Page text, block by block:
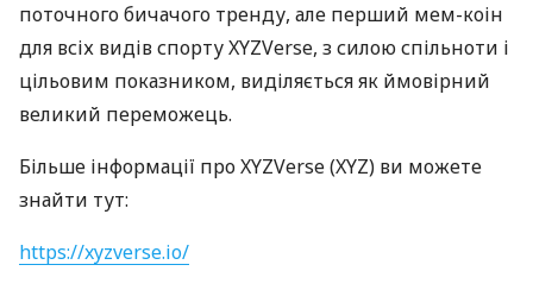
поточного бичачого тренду, але перший мем-коін
для всіх видів спорту XYZVerse, з силою спільноти і
цільовим показником, виділяється як ймовірний
великий переможець.
Більше інформації про XYZVerse (XYZ) ви можете
знайти тут:
https://xyzverse.io/